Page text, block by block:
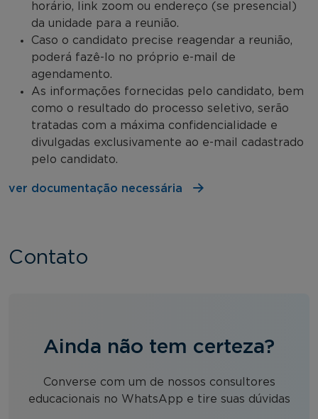
horário, link zoom ou endereço (se presencial)
da unidade para a reunião.
Caso o candidato precise reagendar a reunião,
poderá fazê-lo no próprio e-mail de
agendamento.
As informações fornecidas pelo candidato, bem
como o resultado do processo seletivo, serão
tratadas com a máxima confidencialidade e
divulgadas exclusivamente ao e-mail cadastrado
pelo candidato.
ver documentação necessária
Contato
Ainda não tem certeza?
Converse com um de nossos consultores
educacionais no WhatsApp e tire suas dúvidas